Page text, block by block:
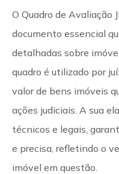
O Quadro de Avaliação
documento essencial
detalhadas sobre
quadro é utilizado por
valor de bens imóveis
ações judiciais. A sua
técnicos e legais,
e precisa, refletindo o
imóvel em questão.